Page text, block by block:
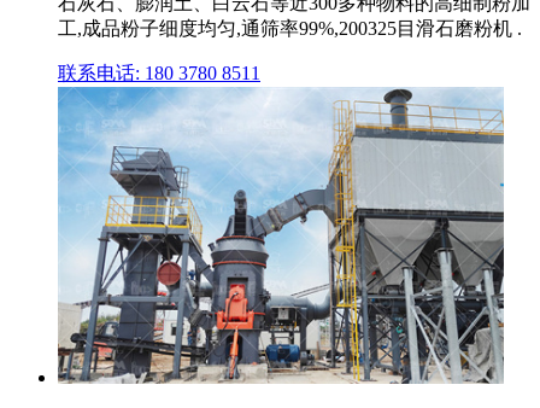
工,成品粉子细度均匀,通筛率99%,200325目滑石磨粉机 .
联系电话: 180 3780 8511